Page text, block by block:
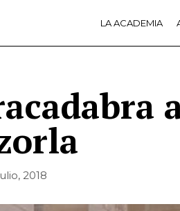
LA ACADEMIA
2018
LA